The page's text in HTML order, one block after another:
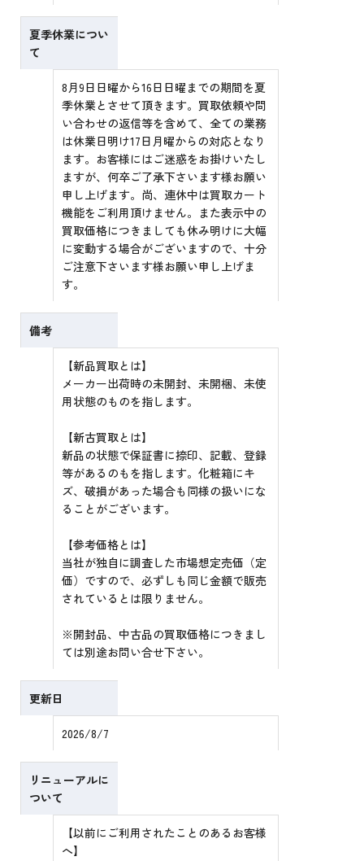
夏季休業につい
て
8月9日日曜から16日日曜までの期間を夏
季休業とさせて頂きます。買取依頼や問
い合わせの返信等を含めて、全ての業務
は休業日明け17日月曜からの対応となり
ます。お客様にはご迷惑をお掛けいたし
ますが、何卒ご了承下さいます様お願い
申し上げます。尚、連休中は買取カート
機能をご利用頂けません。また表示中の
買取価格につきましても休み明けに大幅
に変動する場合がございますので、十分
ご注意下さいます様お願い申し上げま
す。
備考
【新品買取とは】
メーカー出荷時の未開封、未開梱、未使
用状態のものを指します。
【新古買取とは】
新品の状態で保証書に捺印、記載、登録
等があるのもを指します。化粧箱にキ
ズ、破損があった場合も同様の扱いにな
ることがございます。
【参考価格とは】
当社が独自に調査した市場想定売価（定
価）ですので、必ずしも同じ金額で販売
されているとは限りません。
※開封品、中古品の買取価格につきまし
ては別途お問い合せ下さい。
更新日
2026/8/7
リニューアルに
ついて
【以前にご利用されたことのあるお客様
へ】